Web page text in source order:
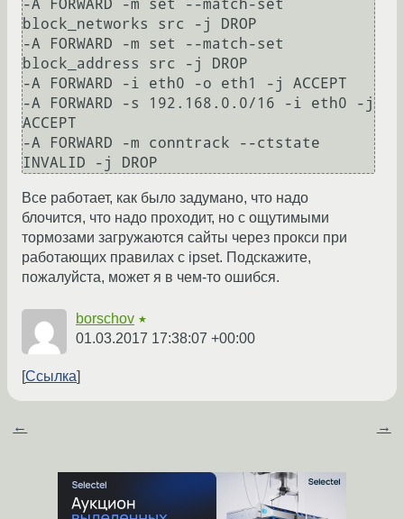
-A FORWARD -m set --match-set
block_networks src -j DROP
-A FORWARD -m set --match-set
block_address src -j DROP
-A FORWARD -i eth0 -o eth1 -j ACCEPT
-A FORWARD -s 192.168.0.0/16 -i eth0 -j
ACCEPT
-A FORWARD -m conntrack --ctstate
Все работает, как было задумано, что надо
блочится, что надо проходит, но с ощутимыми
тормозами загружаются сайты через прокси при
работающих правилах c ipset. Подскажите,
пожалуйста, может я в чем-то ошибся.
borschov ★
01.03.2017 17:38:07 +00:00
Ссылка
← →